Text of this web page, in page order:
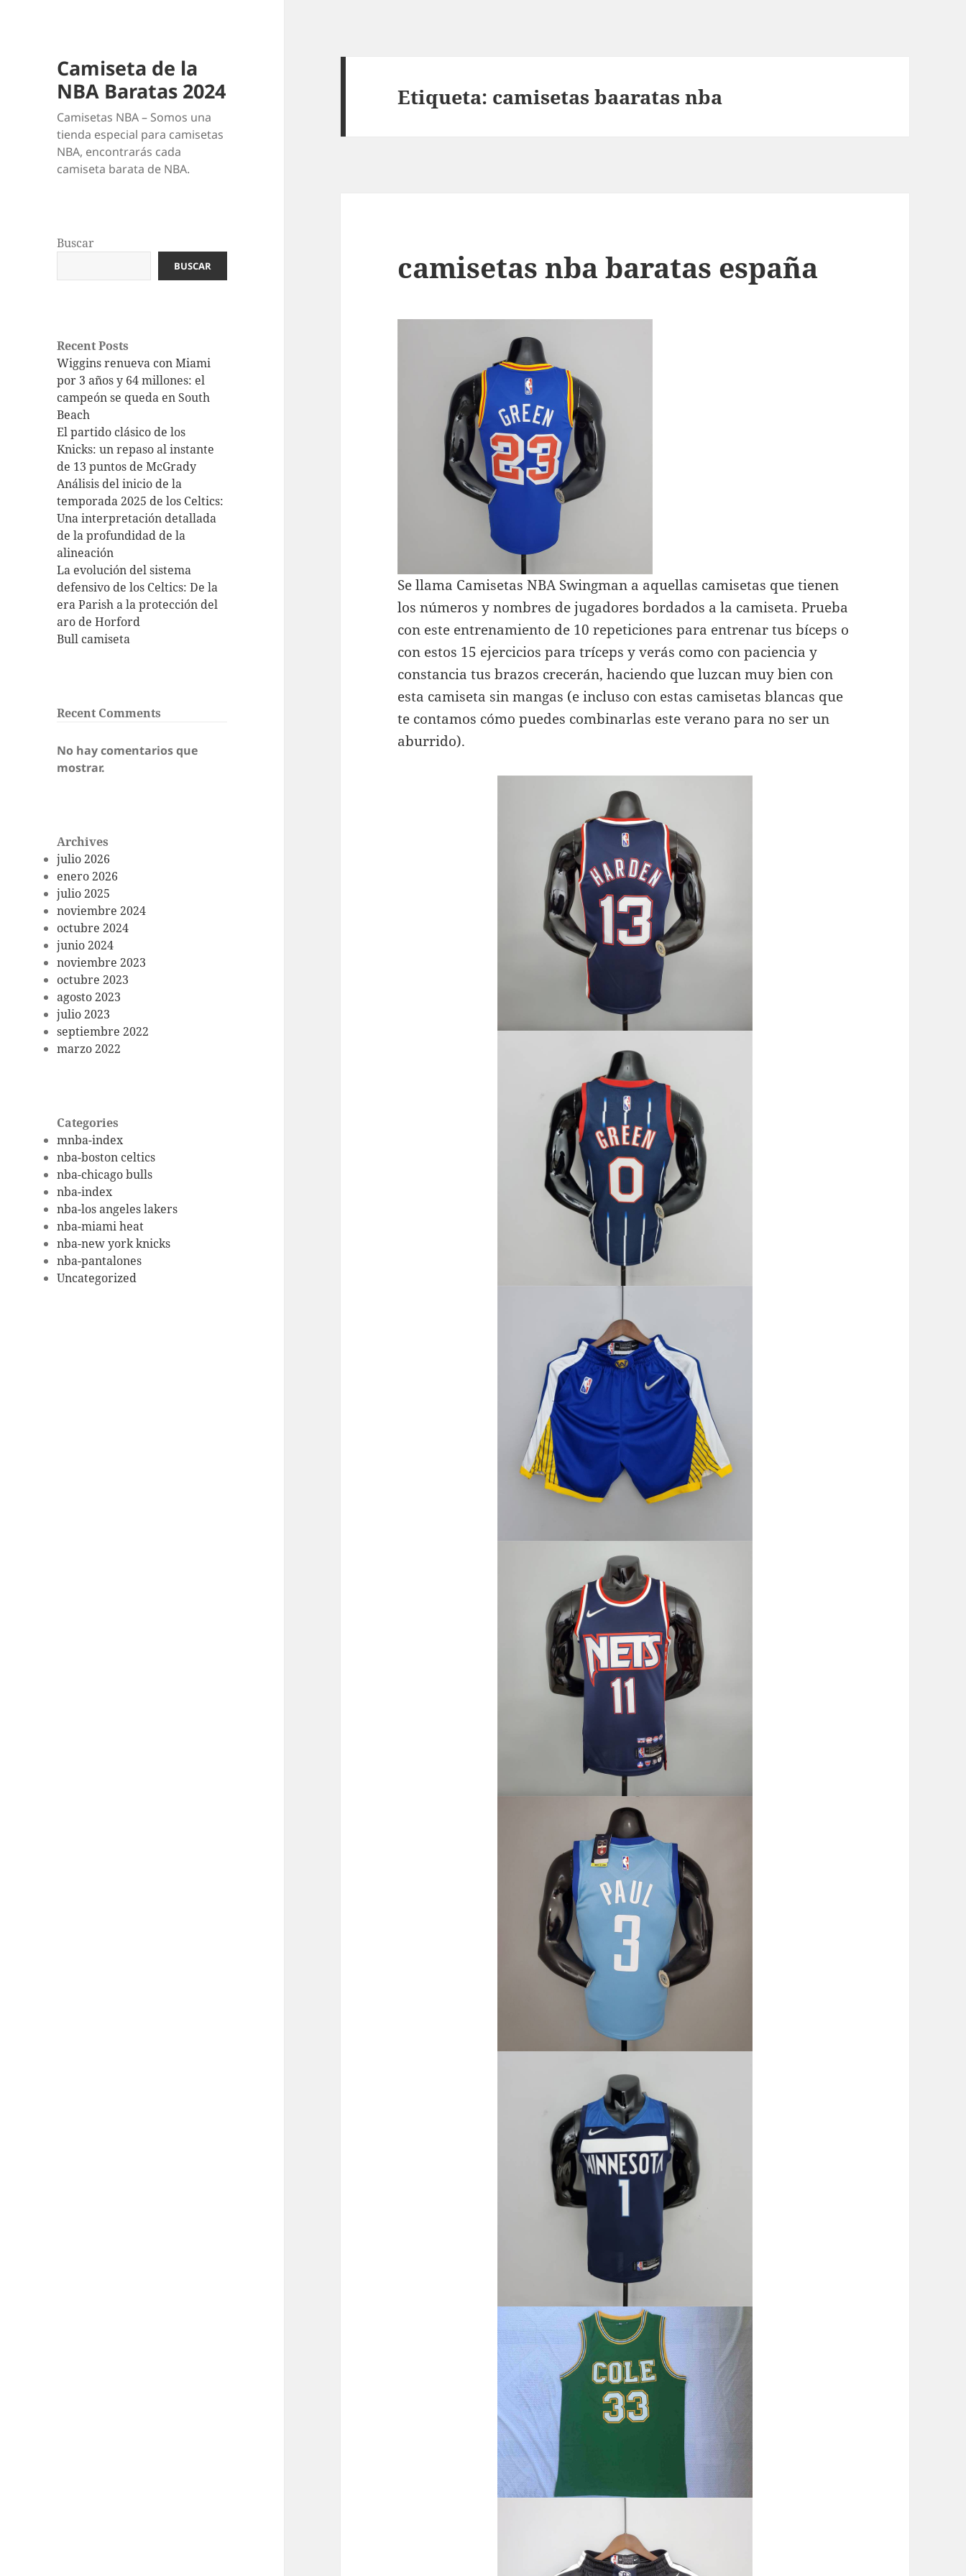
Camiseta de la
NBA Baratas 2024
Camisetas NBA – Somos una
tienda especial para camisetas
NBA, encontrarás cada
camiseta barata de NBA.
Buscar
BUSCAR
Recent Posts
Wiggins renueva con Miami
por 3 años y 64 millones: el
campeón se queda en South
Beach
El partido clásico de los
Knicks: un repaso al instante
de 13 puntos de McGrady
Análisis del inicio de la
temporada 2025 de los Celtics:
Una interpretación detallada
de la profundidad de la
alineación
La evolución del sistema
defensivo de los Celtics: De la
era Parish a la protección del
aro de Horford
Bull camiseta
Recent Comments
No hay comentarios que
mostrar.
Archives
julio 2026
enero 2026
julio 2025
noviembre 2024
octubre 2024
junio 2024
noviembre 2023
octubre 2023
agosto 2023
julio 2023
septiembre 2022
marzo 2022
Categories
mnba-index
nba-boston celtics
nba-chicago bulls
nba-index
nba-los angeles lakers
nba-miami heat
nba-new york knicks
nba-pantalones
Uncategorized
Etiqueta: camisetas baaratas nba
camisetas nba baratas españa
Se llama Camisetas NBA Swingman a aquellas camisetas que tienen
los números y nombres de jugadores bordados a la camiseta. Prueba
con este entrenamiento de 10 repeticiones para entrenar tus bíceps o
con estos 15 ejercicios para tríceps y verás como con paciencia y
constancia tus brazos crecerán, haciendo que luzcan muy bien con
esta camiseta sin mangas (e incluso con estas camisetas blancas que
te contamos cómo puedes combinarlas este verano para no ser un
aburrido).